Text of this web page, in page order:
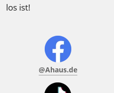
los ist!
@Ahaus.de